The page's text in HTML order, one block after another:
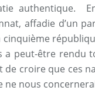
authentique.
affadie d’un
cinquième
a peut-être rendu
de croire que ces
ne nous